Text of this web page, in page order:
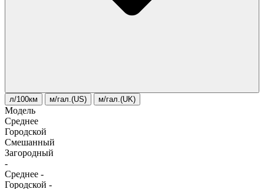
л/100км м/гал.(US) м/гал.(UK)
Модель
Среднее
Городской
Смешанный
Загородный
-
Среднее -
Городской -